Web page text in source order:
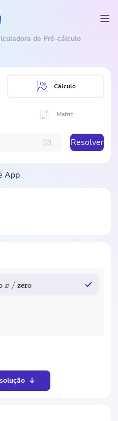
de Pré-cálculo
Cálculo
Matriz
Resolver
x / zero